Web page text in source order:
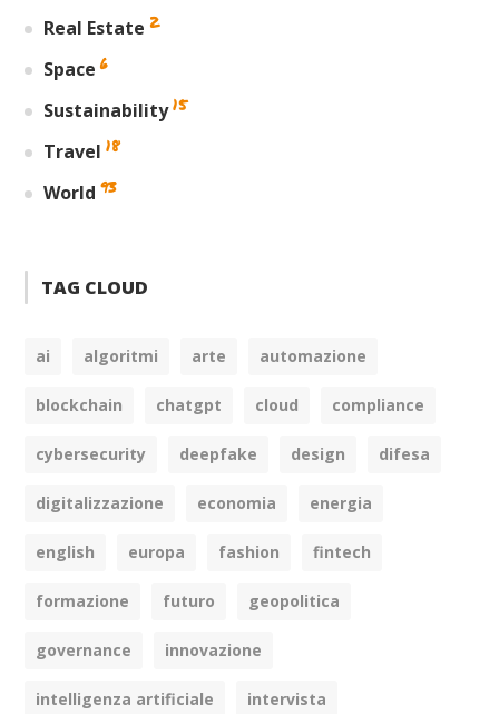
Real Estate 2
Space 6
Sustainability 15
Travel 18
World 93
TAG CLOUD
ai algoritmi arte automazione
blockchain chatgpt cloud compliance
cybersecurity deepfake design difesa
digitalizzazione economia energia
english europa fashion fintech
formazione futuro geopolitica
governance innovazione
intelligenza artificiale intervista